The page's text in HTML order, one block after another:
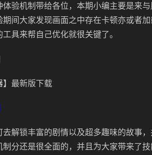
验机制带给各位，本期小编主要是来
间大家发现画面之中存在卡顿亦或者
具来帮自己优化就很关键了。
】最新版下载
解锁丰富的剧情以及超多趣味的故事
制分还是很全面的，并且为大家带来了